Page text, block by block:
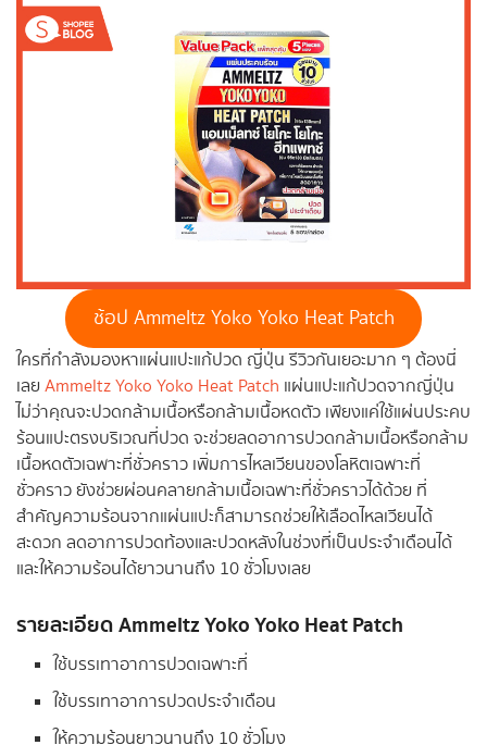
ช้อป Ammeltz Yoko Yoko Heat Patch
ใครที่กำลังมองหาแผ่นแปะแก้ปวด ญี่ปุ่น รีวิวกันเยอะมาก ๆ ต้องนี่
เลย Ammeltz Yoko Yoko Heat Patch แผ่นแปะแก้ปวดจากญี่ปุ่น
ไม่ว่าคุณจะปวดกล้ามเนื้อหรือกล้ามเนื้อหดตัว เพียงแค่ใช้แผ่นประคบ
ร้อนแปะตรงบริเวณที่ปวด จะช่วยลดอาการปวดกล้ามเนื้อหรือกล้าม
เนื้อหดตัวเฉพาะที่ชั่วคราว เพิ่มการไหลเวียนของโลหิตเฉพาะที่
ชั่วคราว ยังช่วยผ่อนคลายกล้ามเนื้อเฉพาะที่ชั่วคราวได้ด้วย ที่
สำคัญความร้อนจากแผ่นแปะก็สามารถช่วยให้เลือดไหลเวียนได้
สะดวก ลดอาการปวดท้องและปวดหลังในช่วงที่เป็นประจำเดือนได้
และให้ความร้อนได้ยาวนานถึง 10 ชั่วโมงเลย
รายละเอียดAmmeltz Yoko Yoko Heat Patch
ใช้บรรเทาอาการปวดเฉพาะที่
ใช้บรรเทาอาการปวดประจำเดือน
ให้ความร้อนยาวนานถึง 10 ชั่วโมง